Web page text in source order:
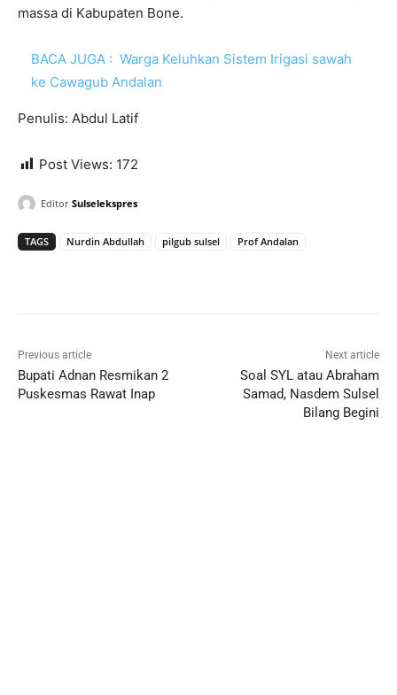
massa di Kabupaten Bone.
BACA JUGA : Warga Keluhkan Sistem Irigasi sawah
ke Cawagub Andalan
Penulis: Abdul Latif
Post Views: 172
Editor Sulselekspres
TAGS Nurdin Abdullah pilgub sulsel Prof Andalan
Previous article
Bupati Adnan Resmikan 2
Puskesmas Rawat Inap
Next article
Soal SYL atau Abraham
Samad, Nasdem Sulsel
Bilang Begini